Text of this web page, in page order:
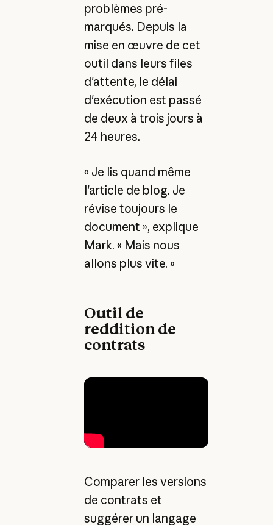
problèmes pré-
marqués. Depuis la
mise en œuvre de cet
outil dans leurs files
d'attente, le délai
d'exécution est passé
de deux à trois jours à
24 heures.
« Je lis quand même
l'article de blog. Je
révise toujours le
document », explique
Mark. « Mais nous
allons plus vite. »
Outil de
reddition de
contrats
Comparer les versions
de contrats et
suggérer un langage